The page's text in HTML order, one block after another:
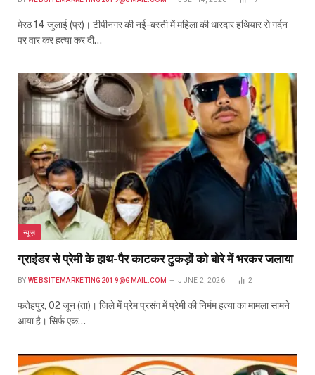
मेरठ 14 जुलाई (प्र)। टीपीनगर की नई-बस्ती में महिला की धारदार हथियार से गर्दन
पर वार कर हत्या कर दी…
न्यूज़
ग्राइंडर से प्रेमी के हाथ-पैर काटकर टुकड़ों को बोरे में भरकर जलाया
BY WEBSITEMARKETING2019@GMAIL.COM JUNE 2, 2026 2
फतेहपुर, 02 जून (ता)। जिले में प्रेम प्रसंग में प्रेमी की निर्मम हत्या का मामला सामने
आया है। सिर्फ एक…